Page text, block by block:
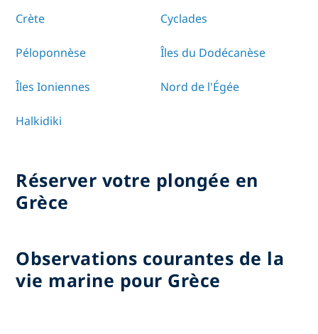
Crète Cyclades
Péloponnèse Îles du Dodécanèse
Îles Ioniennes Nord de l'Égée
Halkidiki
Réserver votre plongée en
Grèce
Observations courantes de la
vie marine pour Grèce